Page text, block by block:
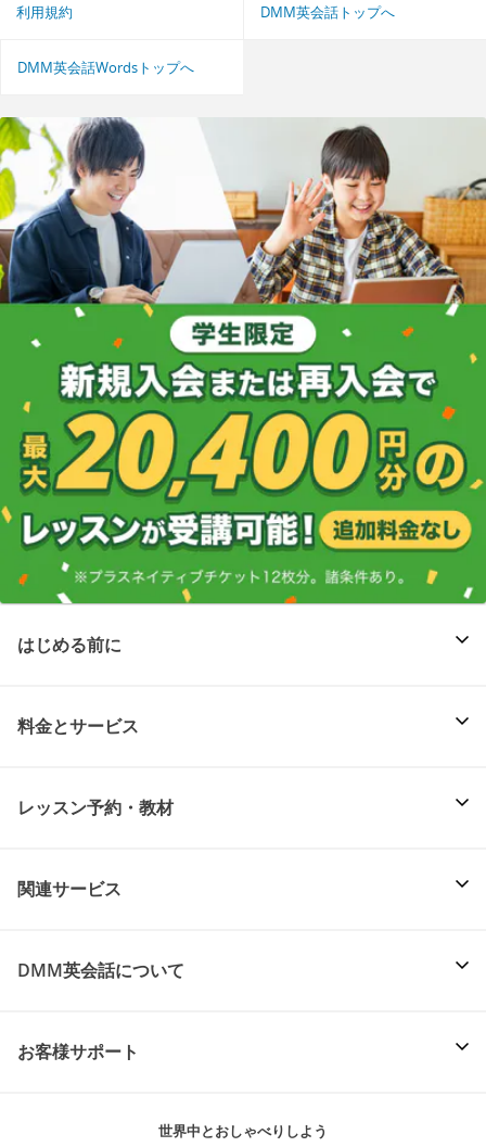
利用規約 DMM英会話トップへ
DMM英会話Wordsトップへ
はじめる前に
料金とサービス
レッスン予約・教材
関連サービス
DMM英会話について
お客様サポート
世界中とおしゃべりしよう